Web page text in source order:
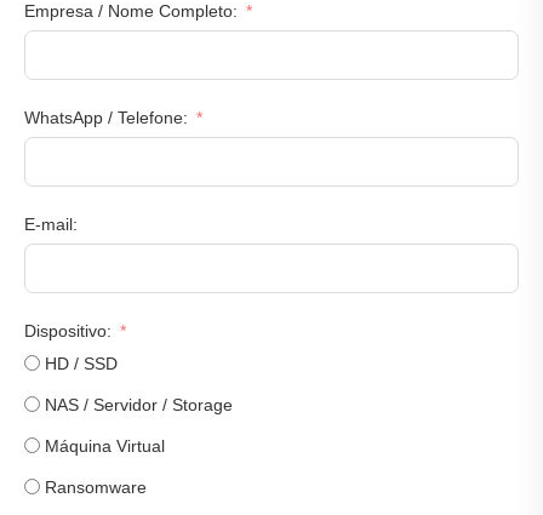
Empresa / Nome Completo:
WhatsApp / Telefone:
E-mail:
Dispositivo:
HD / SSD
NAS / Servidor / Storage
Máquina Virtual
Ransomware